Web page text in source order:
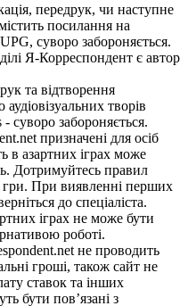
передрук, чи наступне
посилання на
суворо забороняється.
Я-Корреспондент є автор
та відтворення
творів
суворо забороняється.
призначені для осіб
в азартних іграх може
Дотримуйтесь правил
гри. При виявленні перших
до спеціаліста.
іграх не може бути
роботі.
не проводить
гроші, також сайт не
ставок та інших
бути пов’язані з